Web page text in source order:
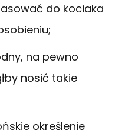
do kociaka
na pewno
nosić takie
określenie